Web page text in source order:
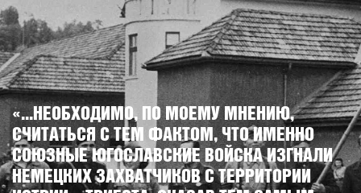
«...НЕОБХОДИМО, ПО МОЕМУ МНЕНИЮ,
СЧИТАТЬСЯ С ТЕМ ФАКТОМ, ЧТО ИМЕННО
СОЮЗНЫЕ ЮГОСЛАВСКИЕ ВОЙСКА ИЗГНАЛИ
НЕМЕЦКИХ ЗАХВАТЧИКОВ С ТЕРРИТОРИИ